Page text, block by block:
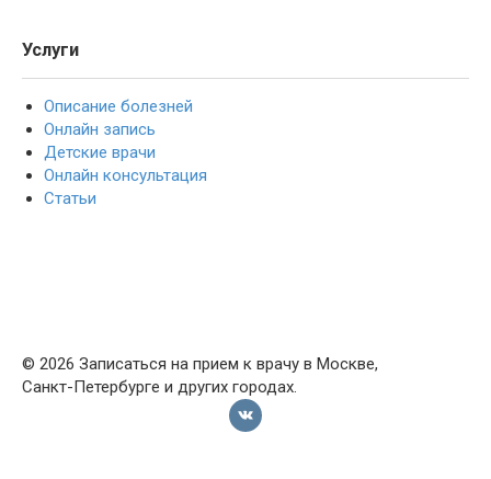
Услуги
Описание болезней
Онлайн запись
Детские врачи
Онлайн консультация
Статьи
© 2026 Записаться на прием к врачу в Москве,
Санкт-Петербурге и других городах.